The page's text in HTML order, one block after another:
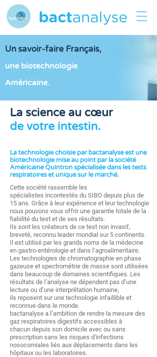
Un savoir-faire Français,
une biotechnologie
Américaine.
La science au cœur
de votre intestin.
La technologie choisie par bactanalyse est une
biotechnologie mise au point par la société
Américaine Quintron spécialisée dans les tests
respiratoires et unique sur le marché.
Cette société rassemble les
spécialistes incontestés du SIBO depuis plus de
15 ans. Grâce à leur expérience et leur technologie
nous pouvons vous offrir une garantie totale de la
fiabilité du test et de ses résultats.
Ils sont les créateurs de ce test non invasif,
breveté, reconnu leader mondial sur 5 continents.
Il est utilisé par les grands noms de la médecine
en gastro-entérologie et dans l’agroalimentaire.
Les technologies de chromatographie en phase
gazeuse et spectrométrie de masse sont utilisées
dans beaucoup de domaines scientifiques. Les
résultats de l’analyse ne dépendent pas d’une
lecture ou d’une interprétation humaine,
ils reposent sur une technologie infaillible et
reconnue dans le monde.
bactanalyse a l’ambition de rendre la mesure des
gaz respiratoires digestifs accessibles à
chacun depuis son domicile avec ou sans
prescription sans les risques d'infections
nosocomiales liés aux déplacements dans les
hôpitaux ou les laboratoires.